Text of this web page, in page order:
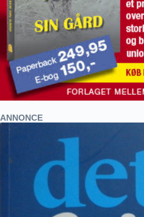
ANNONCE